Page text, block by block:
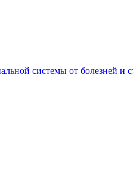
системы от болезней и